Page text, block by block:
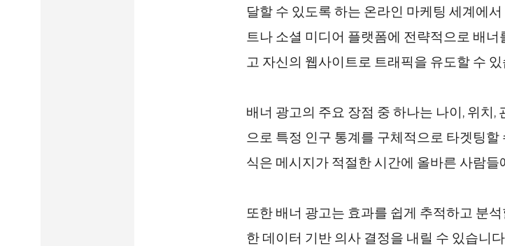
달할 수 있도록 하는 온라인 마케팅 세계에
트나 소셜 미디어 플랫폼에 전략적으로 배
고 자신의 웹사이트로 트래픽을 유도할 수
배너 광고의 주요 장점 중 하나는 나이, 위치
으로 특정 인구 통계를 구체적으로 타겟팅
식은 메시지가 적절한 시간에 올바른 사람
또한 배너 광고는 효과를 쉽게 추적하고 분
한 데이터 기반 의사 결정을 내릴 수 있습니